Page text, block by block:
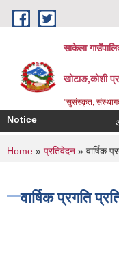
Skip to main content
साकेला
खोटाङ,कोशी
"सुसंस्कृत,
Notice
You are
Home » प्रतिवेदन » वार्षिक
वार्षिक प्रगति